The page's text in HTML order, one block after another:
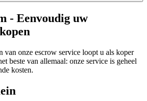
- Eenvoudig uw
van onze escrow service loopt u als koper
beste van allemaal: onze service is geheel
kosten.